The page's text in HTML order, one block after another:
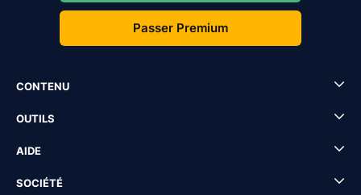
Passer Premium
CONTENU
OUTILS
AIDE
SOCIÉTÉ